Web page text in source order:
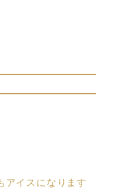
アイスになります